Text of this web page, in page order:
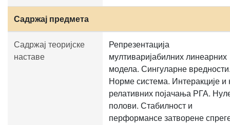
Садржај предмета
Садржај теоријске
наставе
Репрезентација
мултиваријабилних линеарних
модела. Сингуларне
Норме система. Интеракције и
релативних појачања РГА.
полови. Стабилност и
перформансе затворене